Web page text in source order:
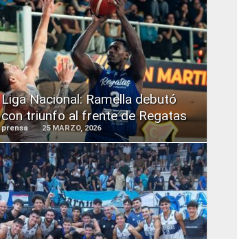
Liga Nacional: Ramella debutó
con triunfo al frente de Regatas
prensa 25 MARZO, 2026
READ
MORE
READ
MORE